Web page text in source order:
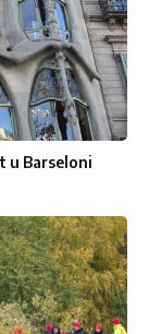
u Barseloni